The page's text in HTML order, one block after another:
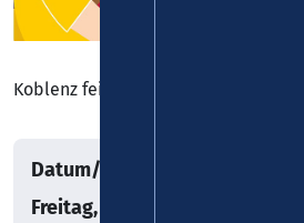
Koblenz feiert den Wein
Datum/Uhrzeit
Freitag, 08.05.2026